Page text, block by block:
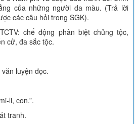
của những người da màu. (Trả lời
các câu hỏi trong SGK).
chế động phân biệt chủng tộc,
cử, đa sắc tộc.
luyện đọc.
li, con.”.
tranh.